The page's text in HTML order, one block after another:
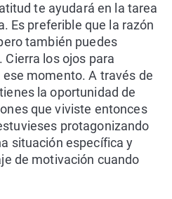
te ayudará en la tarea
Es preferible que la razón
también puedes
los ojos para
momento. A través de
la oportunidad de
que viviste entonces
protagonizando
situación específica y
de motivación cuando